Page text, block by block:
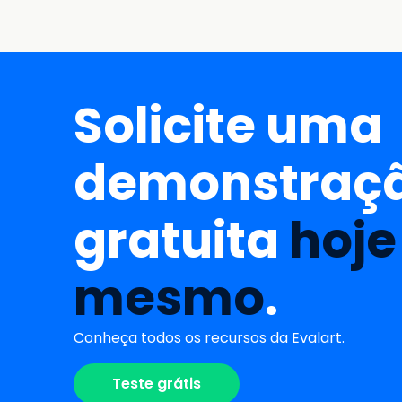
Solicite uma
gratuita hoje
mesmo.
Conheça todos os recursos da Evalart.
Teste grátis